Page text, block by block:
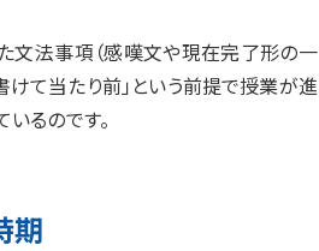
文法事項（感嘆文や現在完了形の一
けて当たり前」という前提で授業が進
るのです。
期